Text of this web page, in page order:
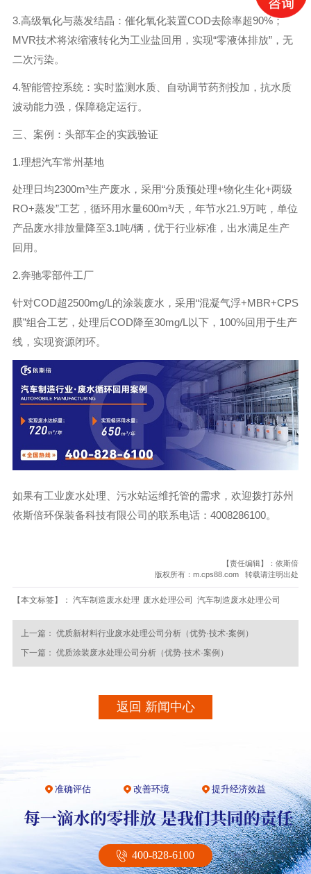
3.高级氧化与蒸发结晶：催化氧化装置COD去除率超90%；
MVR技术将浓缩液转化为工业盐回用，实现“零液体排放”，无
二次污染。
4.智能管控系统：实时监测水质、自动调节药剂投加，抗水质
波动能力强，保障稳定运行。
三、案例：头部车企的实践验证
1.理想汽车常州基地
处理日均2300m³生产废水，采用“分质预处理+物化生化+两级
RO+蒸发”工艺，循环用水量600m³/天，年节水21.9万吨，单位
产品废水排放量降至3.1吨/辆，优于行业标准，出水满足生产
回用。
2.奔驰零部件工厂
针对COD超2500mg/L的涂装废水，采用“混凝气浮+MBR+CPS
膜”组合工艺，处理后COD降至30mg/L以下，100%回用于生产
线，实现资源闭环。
如果有工业废水处理、污水站运维托管的需求，欢迎拨打苏州
依斯倍环保装备科技有限公司的联系电话：4008286100。
【责任编辑】：依斯倍
版权所有：m.cps88.com 转载请注明出处
【本文标签】： 汽车制造废水处理 废水处理公司 汽车制造废水处理公司
上一篇： 优质新材料行业废水处理公司分析（优势·技术·案例）
下一篇： 优质涂装废水处理公司分析（优势·技术·案例）
返回 新闻中心
准确评估 改善环境 提升经济效益
400-828-6100